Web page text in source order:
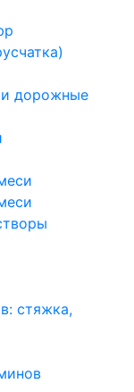
дорожные
стяжка,